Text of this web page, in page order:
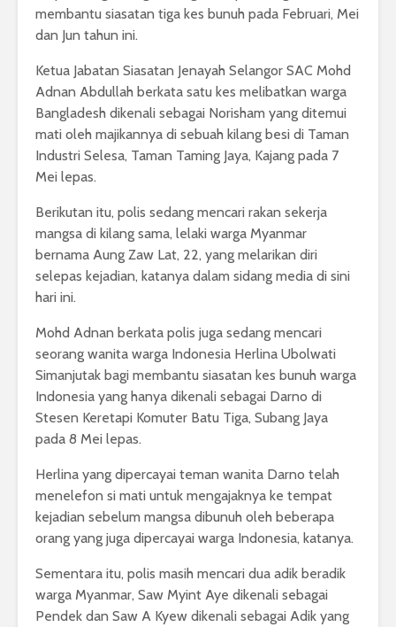
membantu siasatan tiga kes bunuh pada Februari, Mei
dan Jun tahun ini.
Ketua Jabatan Siasatan Jenayah Selangor SAC Mohd
Adnan Abdullah berkata satu kes melibatkan warga
Bangladesh dikenali sebagai Norisham yang ditemui
mati oleh majikannya di sebuah kilang besi di Taman
Industri Selesa, Taman Taming Jaya, Kajang pada 7
Mei lepas.
Berikutan itu, polis sedang mencari rakan sekerja
mangsa di kilang sama, lelaki warga Myanmar
bernama Aung Zaw Lat, 22, yang melarikan diri
selepas kejadian, katanya dalam sidang media di sini
hari ini.
Mohd Adnan berkata polis juga sedang mencari
seorang wanita warga Indonesia Herlina Ubolwati
Simanjutak bagi membantu siasatan kes bunuh warga
Indonesia yang hanya dikenali sebagai Darno di
Stesen Keretapi Komuter Batu Tiga, Subang Jaya
pada 8 Mei lepas.
Herlina yang dipercayai teman wanita Darno telah
menelefon si mati untuk mengajaknya ke tempat
kejadian sebelum mangsa dibunuh oleh beberapa
orang yang juga dipercayai warga Indonesia, katanya.
Sementara itu, polis masih mencari dua adik beradik
warga Myanmar, Saw Myint Aye dikenali sebagai
Pendek dan Saw A Kyew dikenali sebagai Adik yang